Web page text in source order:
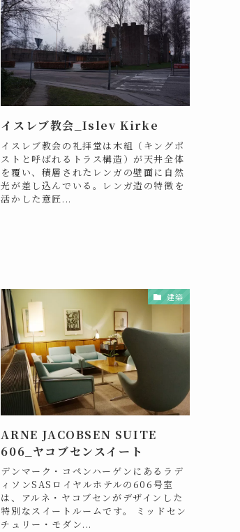
イスレブ教会_Islev Kirke
イスレブ教会の礼拝堂は木組（キングポ
ストと呼ばれるトラス構造）が天井全体
を覆い、積層されたレンガの壁面に自然
光が差し込んでいる。レンガ造の特徴を
活かした意匠...
建築
ARNE JACOBSEN SUITE
606_ヤコブセンスイート
デンマーク・コペンハーゲンにあるラデ
ィソンSASロイヤルホテルの606号室
は、アルネ・ヤコブセンがデザインした
特別なスイートルームです。 ミッドセン
チュリー・モダン...